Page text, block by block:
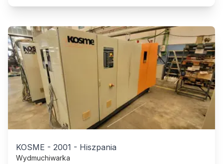
KOSME - 2001 - Hiszpania
Wydmuchiwarka